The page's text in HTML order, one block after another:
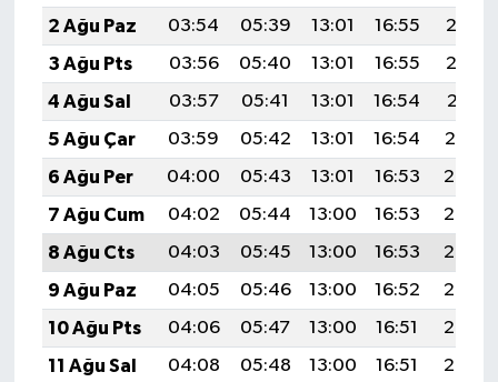
2 Ağu Paz
03:54 05:39 13:01 16:55
20:13
3 Ağu Pts
03:56 05:40 13:01 16:55
20:12
4 Ağu Sal
03:57 05:41 13:01 16:54
20:11
5 Ağu Çar
03:59 05:42 13:01 16:54
20:10
6 Ağu Per
04:00 05:43 13:01 16:53
20:08
7 Ağu Cum
04:02 05:44 13:00 16:53
20:07
8 Ağu Cts
04:03 05:45 13:00 16:53
20:06
9 Ağu Paz
04:05 05:46 13:00 16:52
20:05
10 Ağu Pts
04:06 05:47 13:00 16:51
20:03
11 Ağu Sal
04:08 05:48 13:00 16:51
20:02